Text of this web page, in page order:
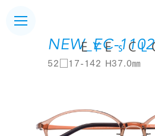
NEW_EC-1102
52□17-142 H37.0㎜